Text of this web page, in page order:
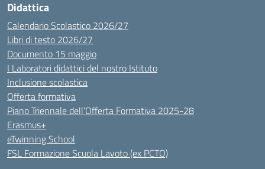
Didattica
Calendario Scolastico 2026/27
Libri di testo 2026/27
Documento 15 maggio
I Laboratori didattici del nostro Istituto
Inclusione scolastica
Offerta formativa
Piano Triennale dell’Offerta Formativa 2025-28
Erasmus+
eTwinning School
FSL Formazione Scuola Lavoto (ex PCTO)